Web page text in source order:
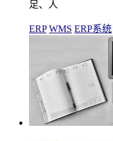
足、人
ERP WMS ERP系统